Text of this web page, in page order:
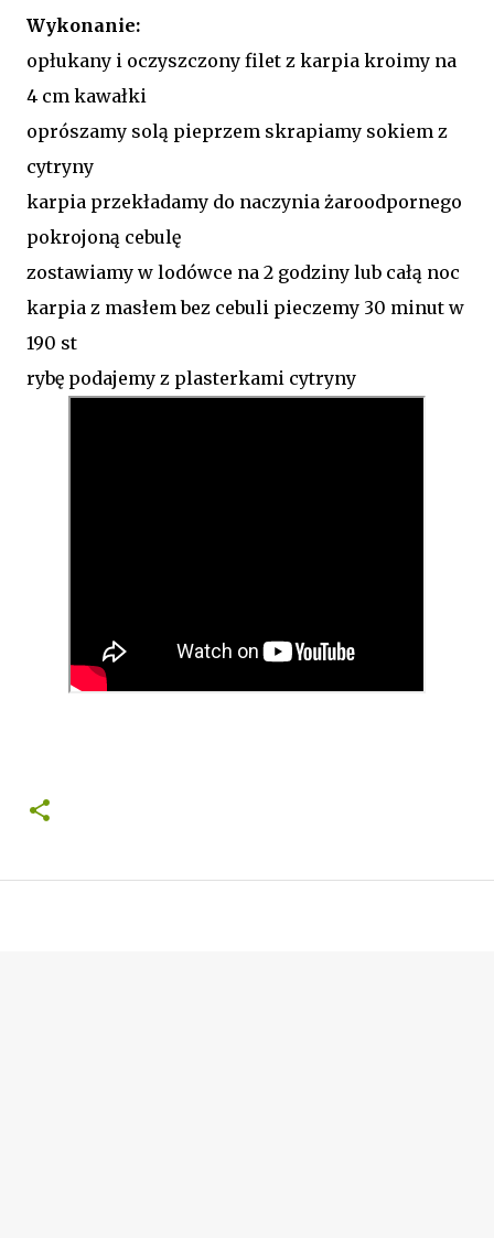
Wykonanie:
opłukany i oczyszczony filet z karpia kroimy na
4 cm kawałki
oprószamy solą pieprzem skrapiamy sokiem z
cytryny
karpia przekładamy do naczynia żaroodpornego
pokrojoną cebulę
zostawiamy w lodówce na 2 godziny lub całą noc
karpia z masłem bez cebuli pieczemy 30 minut w
190 st
rybę podajemy z plasterkami cytryny